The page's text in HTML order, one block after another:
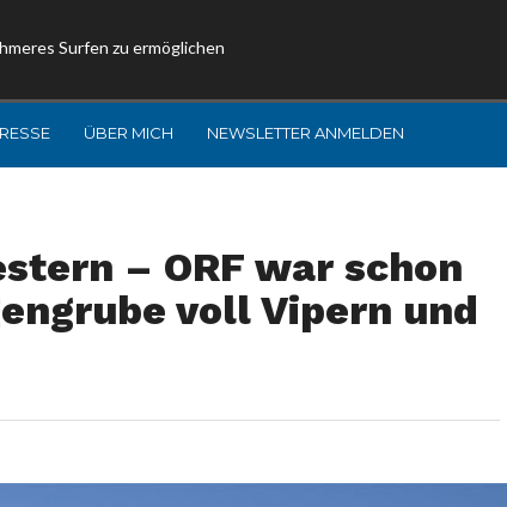
Surfen zu ermöglichen
ÜBER MICH NEWSLETTER ANMELDEN
– ORF war schon
voll Vipern und